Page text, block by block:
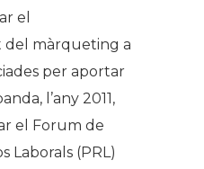
el
màrqueting a
per aportar
l’any 2011,
el Forum de
Laborals (PRL)